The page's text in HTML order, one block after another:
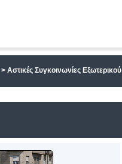
>Αστικές Συγκοινωνίες Εξωτερικού